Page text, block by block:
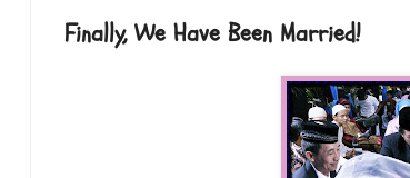
Finally, We Have Been Married!